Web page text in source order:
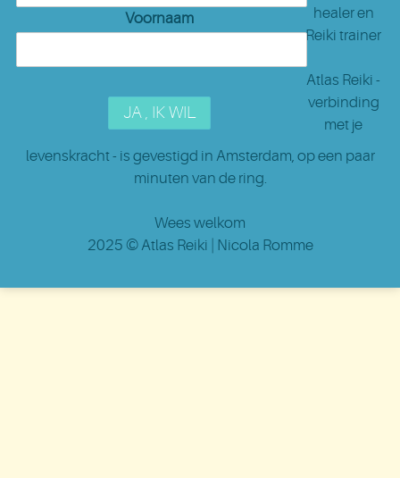
Voornaam
healer en
Reiki trainer
Atlas Reiki -
verbinding
met je
levenskracht - is gevestigd in Amsterdam, op een paar
minuten van de ring.
Wees welkom
2025 ©Atlas Reiki | Nicola Romme